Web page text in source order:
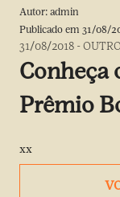
Autor: admin
Publicado em 31/08/
31/08/2018 -
Conheça
Prêmio
xx